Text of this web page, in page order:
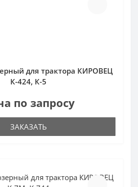
для трактора КИРОВЕЦ
К-424, К-5
по запросу
ЗАКАЗАТЬ